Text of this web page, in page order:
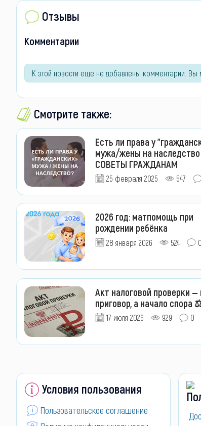
Отзывы
Комментарии
К этой новости еще не добавлены комментарии. Вы
Смотрите также:
Есть ли права у
мужа/жены на наследство
СОВЕТЫ ГРАЖДАНАМ
25 февраля 2025 547
2026 год: матпомощь при
рождении ребёнка
28 января 2026 524 0
Акт налоговой проверки —
приговор, а начало спора
17 июля 2026 929 0
Условия пользования
Пользовательское соглашение